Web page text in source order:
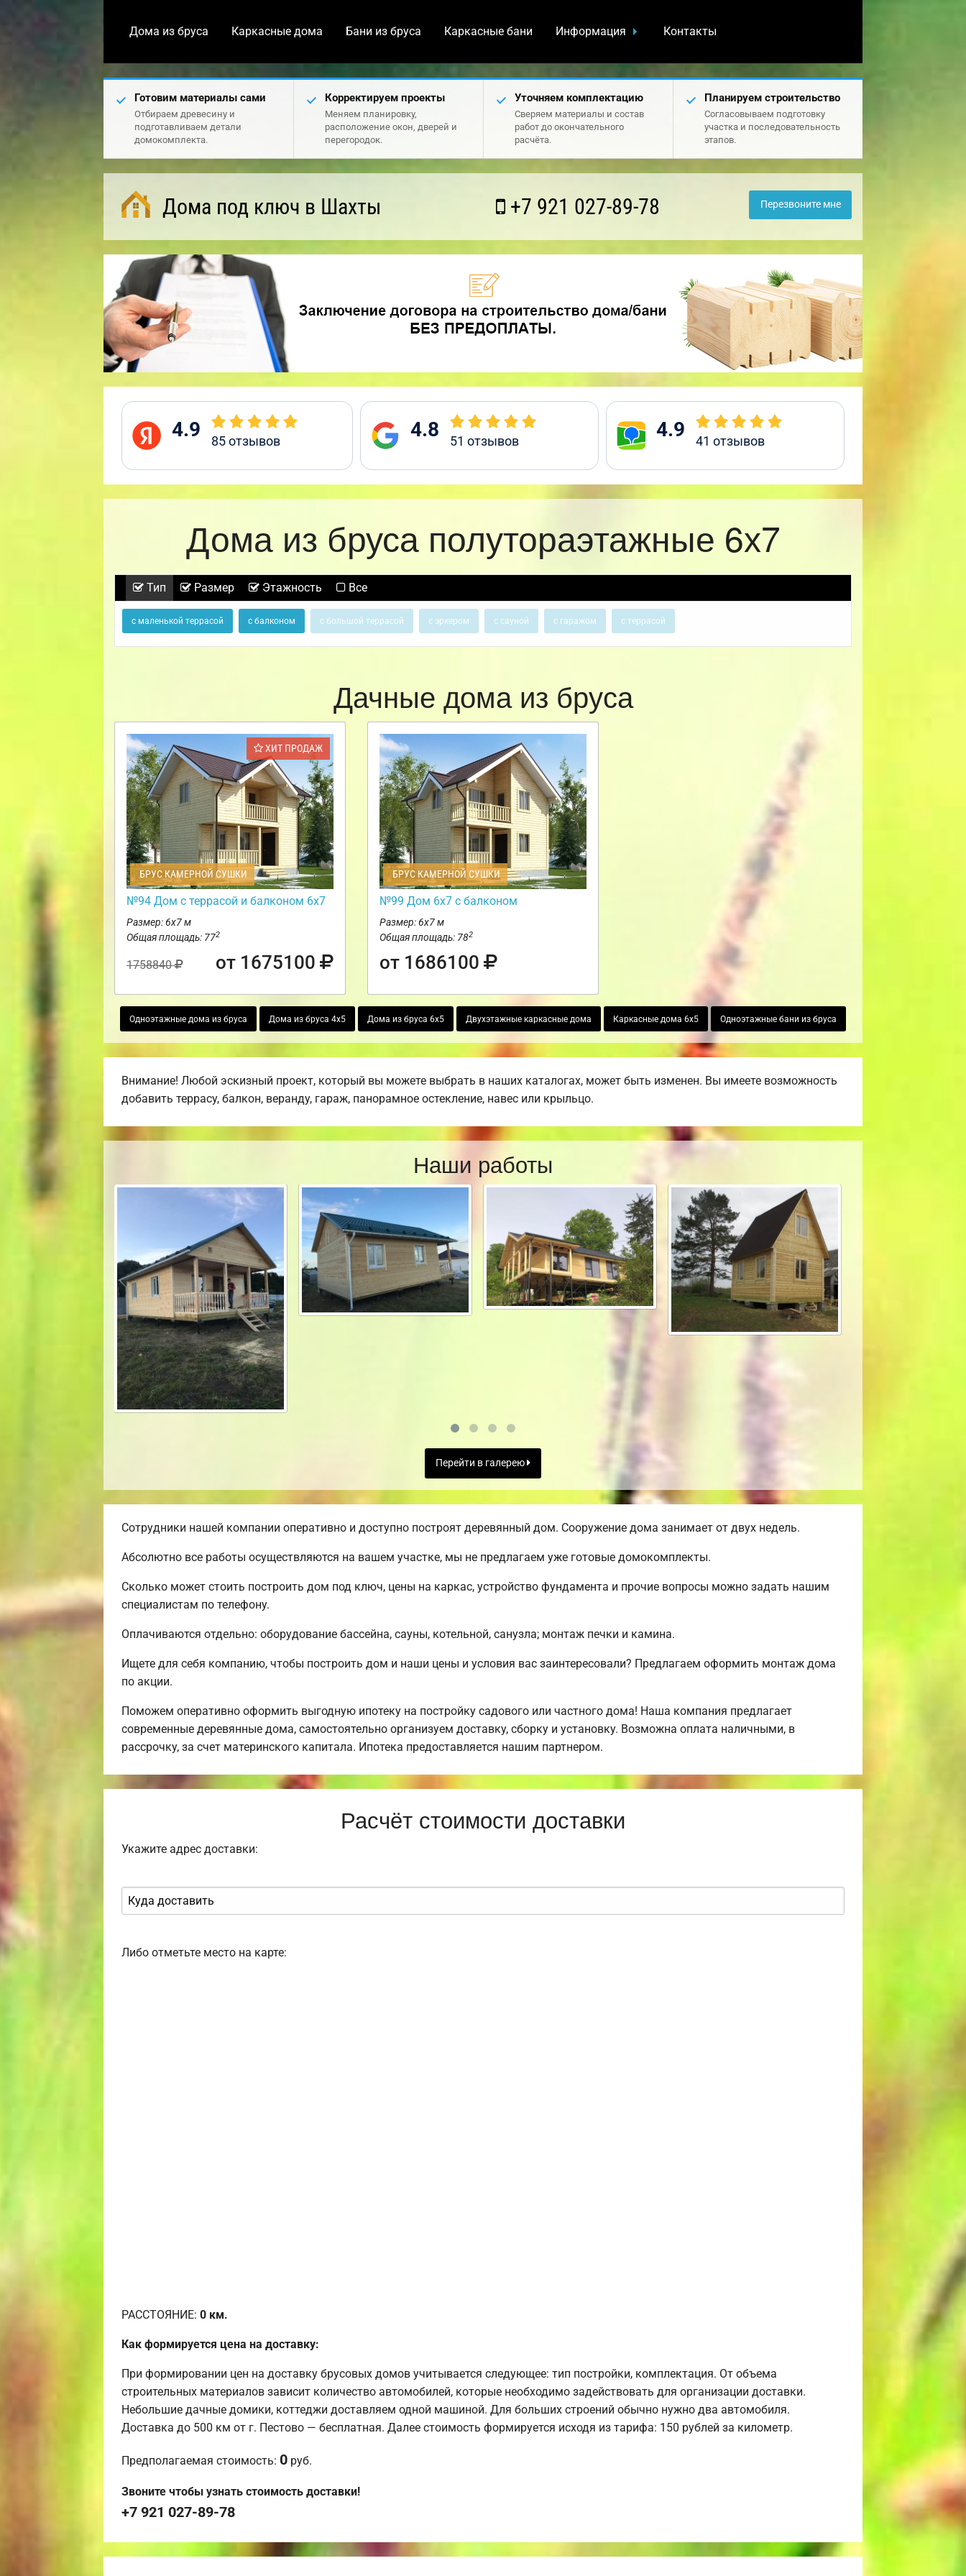
Дома из бруса Каркасные дома Бани из бруса Каркасные бани Информация Контакты
Готовим материалы сами
Отбираем древесину и
подготавливаем детали
домокомплекта.
Корректируем проекты
Меняем планировку,
расположение окон, дверей и
перегородок.
Уточняем комплектацию
Сверяем материалы и состав
работ до окончательного
расчёта.
Планируем строительство
Согласовываем подготовку
участка и последовательность
этапов.
Дома под ключ в Шахты +7 921 027-89-78 Перезвоните мне
4.9 85отзывов 4.8 51 отзывов 4.9 41 отзывов
Дома из бруса полутораэтажные 6х7
Тип Размер Этажность Все
с маленькой террасой с балконом с большой террасой с эркером с сауной с гаражом с террасой
Дачные дома из бруса
ХИТ ПРОДАЖ
БРУС КАМЕРНОЙ СУШКИ
№94 Дом с террасой и балконом 6х7
Размер: 6х7 м
Общая площадь: 772
1758840 от 1675100
БРУС КАМЕРНОЙ СУШКИ
№99 Дом 6х7 с балконом
Размер: 6х7 м
Общая площадь: 782
от 1686100
Одноэтажные дома из бруса Дома из бруса 4х5 Дома из бруса 6х5 Двухэтажные каркасные дома Каркасные дома 6х5 Одноэтажные бани из бруса
Внимание! Любой эскизный проект, который вы можете выбрать в наших каталогах, может быть изменен. Вы имеете возможность
добавить террасу, балкон, веранду, гараж, панорамное остекление, навес или крыльцо.
Наши работы
Перейти в галерею
Сотрудники нашей компании оперативно и доступно построят деревянный дом. Сооружение дома занимает от двух недель.
Абсолютно все работы осуществляются на вашем участке, мы не предлагаем уже готовые домокомплекты.
Сколько может стоить построить дом под ключ, цены на каркас, устройство фундамента и прочие вопросы можно задать нашим
специалистам по телефону.
Оплачиваются отдельно: оборудование бассейна, сауны, котельной, санузла; монтаж печки и камина.
Ищете для себя компанию, чтобы построить дом и наши цены и условия вас заинтересовали? Предлагаем оформить монтаж дома
по акции.
Поможем оперативно оформить выгодную ипотеку на постройку садового или частного дома! Наша компания предлагает
современные деревянные дома, самостоятельно организуем доставку, сборку и установку. Возможна оплата наличными, в
рассрочку, за счет материнского капитала. Ипотека предоставляется нашим партнером.
Расчёт стоимости доставки
Укажите адрес доставки:
Либо отметьте место на карте:
РАССТОЯНИЕ: 0 км.
Как формируется цена на доставку:
При формировании цен на доставку брусовых домов учитывается следующее: тип постройки, комплектация. От объема
строительных материалов зависит количество автомобилей, которые необходимо задействовать для организации доставки.
Небольшие дачные домики, коттеджи доставляем одной машиной. Для больших строений обычно нужно два автомобиля.
Доставка до 500 км от г. Пестово — бесплатная. Далее стоимость формируется исходя из тарифа: 150 рублей за километр.
Предполагаемая стоимость: 0 руб.
Звоните чтобы узнать стоимость доставки!
+7 921 027-89-78